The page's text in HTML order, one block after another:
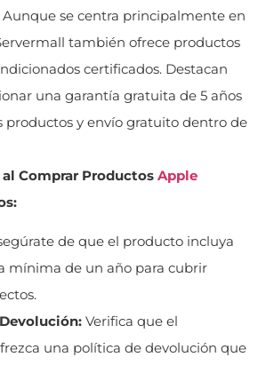
Aunque se centra principalmente en
también ofrece productos
certificados. Destacan
una garantía gratuita de 5 años
productos y envío gratuito dentro de
Comprar Productos Apple
de que el producto incluya
mínima de un año para cubrir
Verifica que el
una política de devolución que